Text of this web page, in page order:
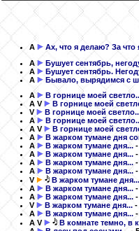
A
Ах, что я делаю? За что
A
Бушует сентябрь,
A
Бушует сентябрь.
A
Бывало, вырядимся с
A
В горнице моей
A V В горнице моей
V
В горнице моей
A
В горнице моей
A V В горнице моей
A
В жарком тумане дня
A
В жарком тумане дня... -
A
В жарком тумане дня... -
A
В жарком тумане дня... -
A
В жарком тумане дня... -
V
В жарком тумане дня...
A
В жарком тумане дня... -
A
В жарком тумане дня... -
V
В жарком тумане дня... -
A
В жарком тумане дня... -
A V В комнате темно, в